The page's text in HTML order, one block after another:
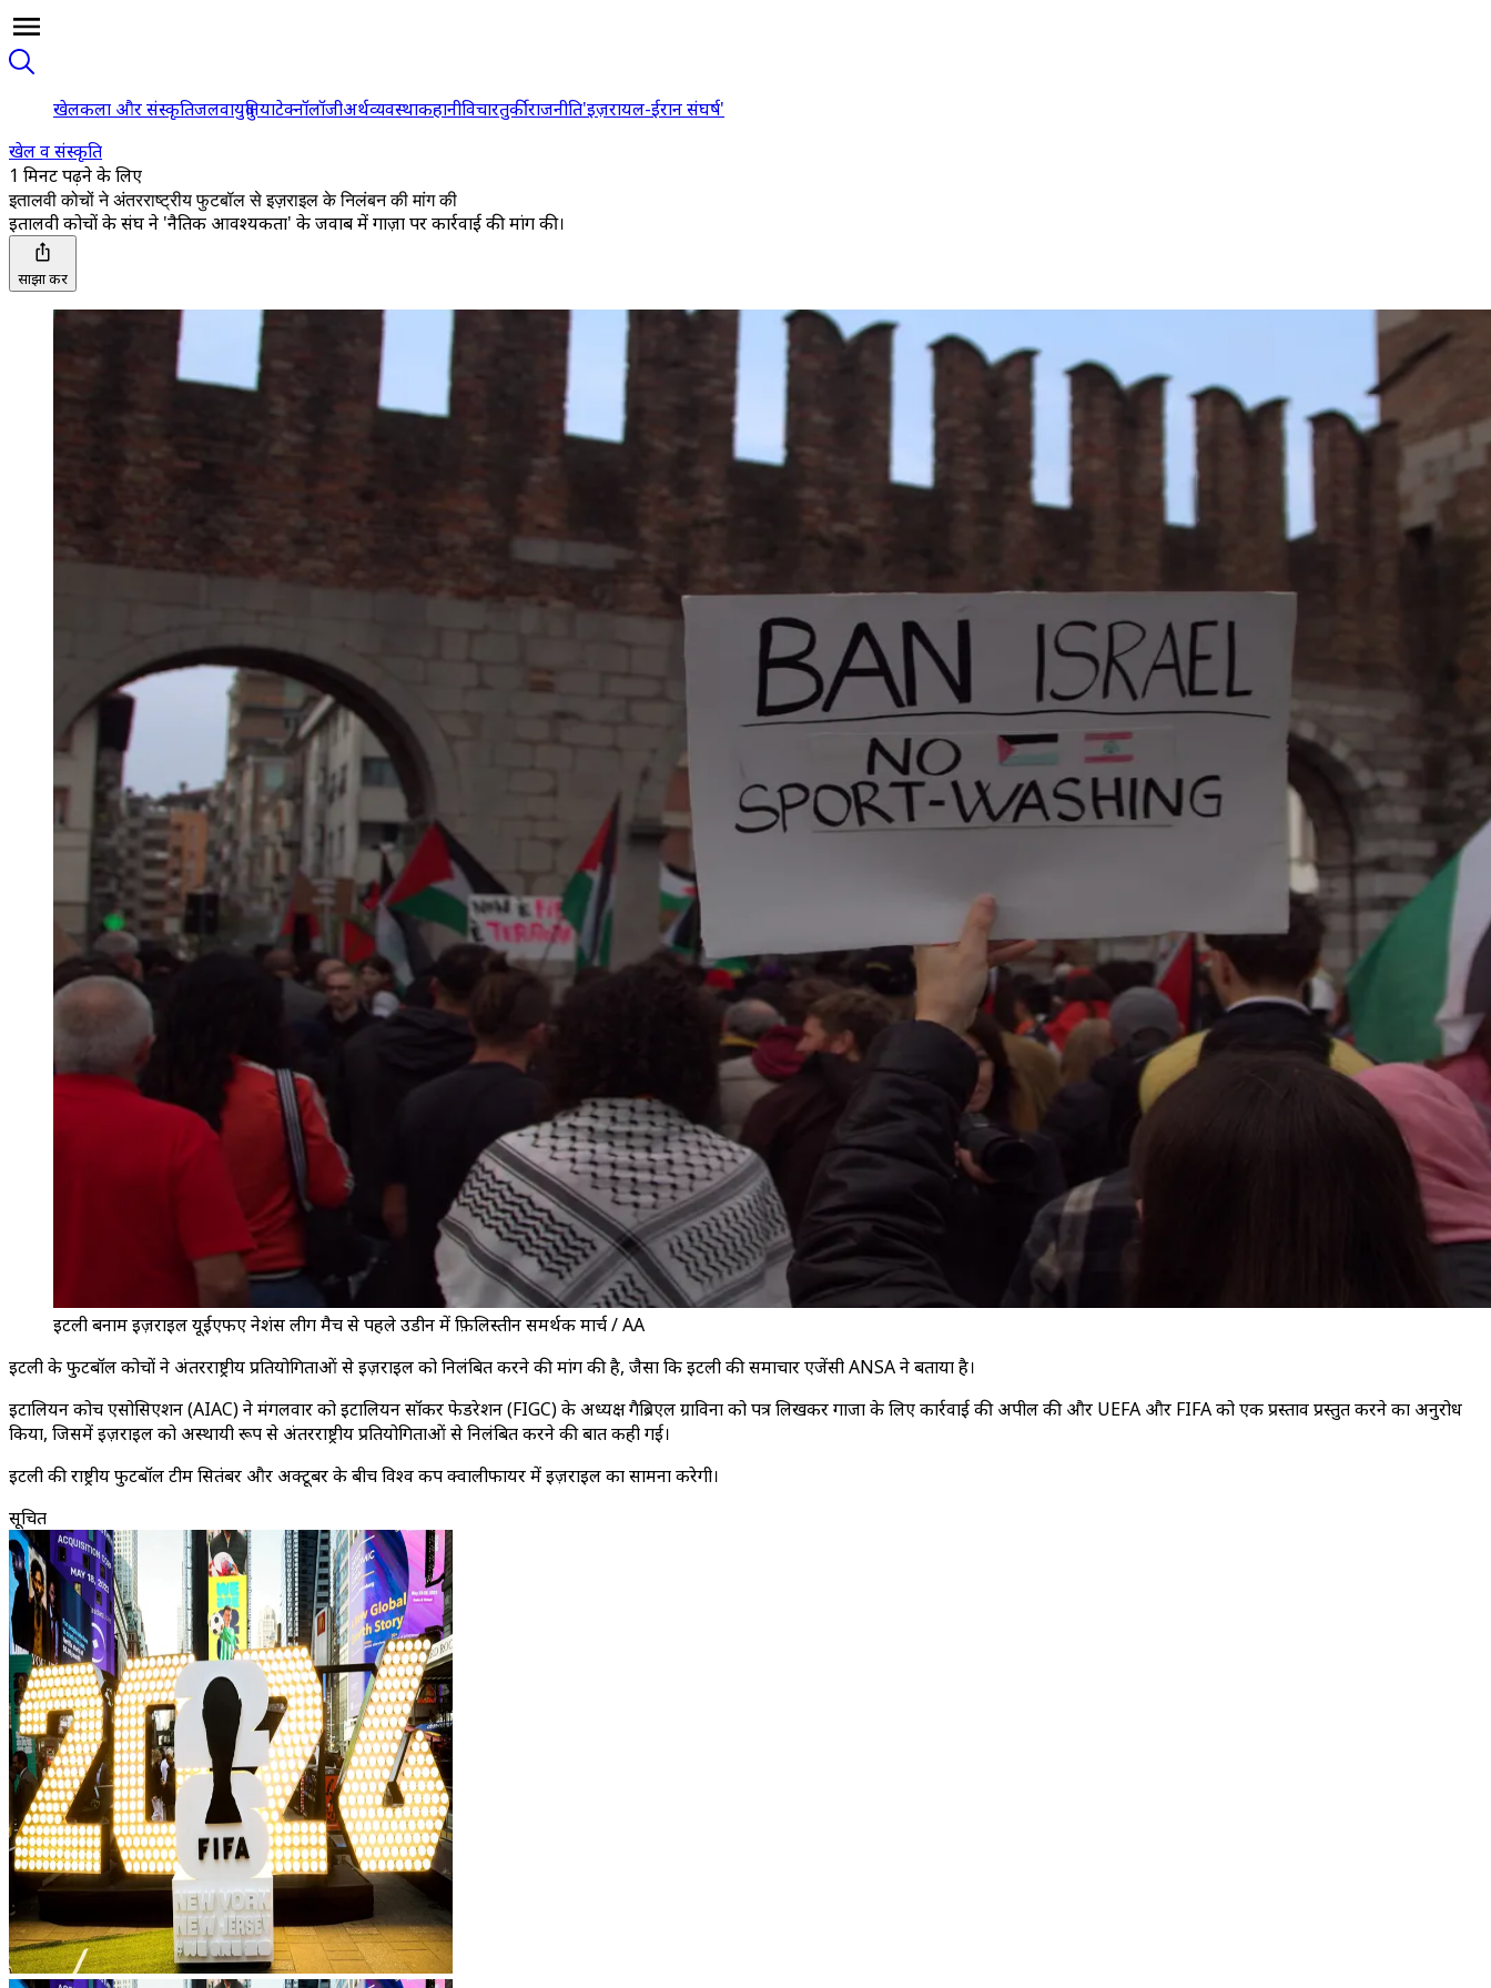
खेलकला और संस्कृतिजलवायुदुनियाटेक्नॉलॉजीअर्थव्यवस्थाकहानीविचारतुर्कीराजनीति'इज़रायल-ईरान संघर्ष'
खेल व संस्कृति
1 मिनट पढ़ने के लिए
इतालवी कोचों ने अंतरराष्ट्रीय फुटबॉल से इज़राइल के निलंबन की मांग की
इतालवी कोचों के संघ ने 'नैतिक आवश्यकता' के जवाब में गाज़ा पर कार्रवाई की मांग की।
साझा करें
इटली बनाम इज़राइल यूईएफए नेशंस लीग मैच से पहले उडीन में फ़िलिस्तीन समर्थक मार्च / AA
इटली के फुटबॉल कोचों ने अंतरराष्ट्रीय प्रतियोगिताओं से इज़राइल को निलंबित करने की मांग की है, जैसा कि इटली की समाचार एजेंसी ANSA ने बताया है।
इटालियन कोच एसोसिएशन (AIAC) ने मंगलवार को इटालियन सॉकर फेडरेशन (FIGC) के अध्यक्ष गैब्रिएल ग्राविना को पत्र लिखकर गाजा के लिए कार्रवाई की अपील की और UEFA और FIFA को एक प्रस्ताव प्रस्तुत करने का अनुरोध
किया, जिसमें इज़राइल को अस्थायी रूप से अंतरराष्ट्रीय प्रतियोगिताओं से निलंबित करने की बात कही गई।
इटली की राष्ट्रीय फुटबॉल टीम सितंबर और अक्टूबर के बीच विश्व कप क्वालीफायर में इज़राइल का सामना करेगी।
सूचित